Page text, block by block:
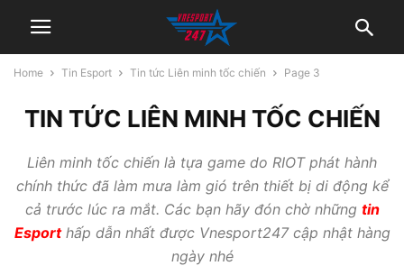
Home Tin Esport Tin tức Liên minh tốc chiến Page 3
TIN TỨC LIÊN MINH TỐC CHIẾN
Liên minh tốc chiến là tựa game do RIOT phát hành
chính thức đã làm mưa làm gió trên thiết bị di động kể
cả trước lúc ra mắt. Các bạn hãy đón chờ những tin
Esporthấp dẫn nhất được Vnesport247 cập nhật hàng
ngày nhé